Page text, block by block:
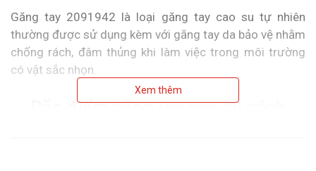
Găng tay 2091942 là loại găng tay cao su tự nhiên
thường được sử dụng kèm với găng tay da bảo vệ nhằm
chống rách, đâm thủng khi làm việc trong môi trường
có vật sắc nhọn.
Đặc điểmgăng tay cao su cách
Xem thêm